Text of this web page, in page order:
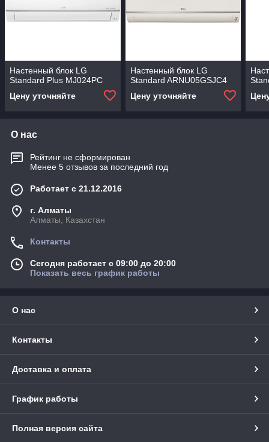
Настенный блок LG
Standard Plus MJ024PC
Цену уточняйте
Настенный блок LG
Standard ARNU05GSJC4
Цену уточняйте
О нас
Рейтинг не сформирован
Менее 5 отзывов за последний год
Работает с 21.12.2016
г. Алматы
Алматы, Казахстан
Контакты
Сегодня работает с 09:00 до 20:00
Показать весь график работы
О нас
Контакты
Доставка и оплата
График работы
Полная версия сайта